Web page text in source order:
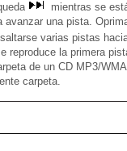
mientras se
avanzar una pista.
varias pistas
reproduce la primera
de un CD MP3/
carpeta.